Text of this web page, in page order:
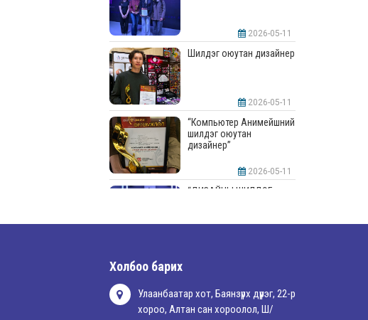
2026-05-11
Шилдэг оюутан дизайнер
2026-05-11
“Компьютер Анимейшний
шилдэг оюутан
дизайнер”
2026-05-11
“ДИЗАЙНЫ ШИЛДЭГ
2026-05-11
Холбоо барих
Улаанбаатар хот, Баянзүрх дүүрэг, 22-р
хороо, Алтан сан хороолол, Ш/